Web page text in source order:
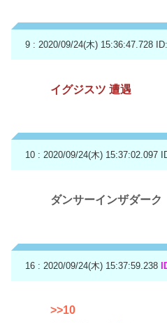
9 : 2020/09/24(木) 15:36:47.728
イグジスツ 遭遇
10 : 2020/09/24(木) 15:37:02.097
ダンサーインザダーク
16 : 2020/09/24(木) 15:37:59.238
>>10